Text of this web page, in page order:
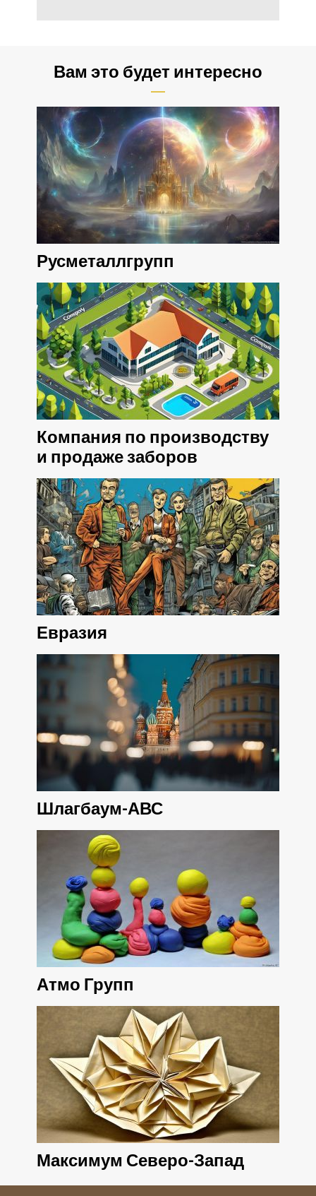
Вам это будет интересно
Русметаллгрупп
Компания по производству
и продаже заборов
Евразия
Шлагбаум-АВС
Атмо Групп
Максимум Северо-Запад